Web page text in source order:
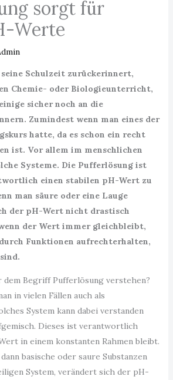
sorgt für
Werte
seine Schulzeit zurückerinnert,
Chemie- oder Biologieunterricht,
sicher noch an die
Zumindest wenn man eines der
hatte, da es schon ein recht
ist. Vor allem im menschlichen
Systeme. Die Pufferlösung ist
einen stabilen pH-Wert zu
man säure oder eine Lauge
der pH-Wert nicht drastisch
der Wert immer gleichbleibt,
Funktionen aufrechterhalten,
dem Begriff Pufferlösung verstehen?
in vielen Fällen auch als
System kann dabei verstanden
Dieses ist verantwortlich
in einem konstanten Rahmen bleibt.
basische oder saure Substanzen
System, verändert sich der pH-